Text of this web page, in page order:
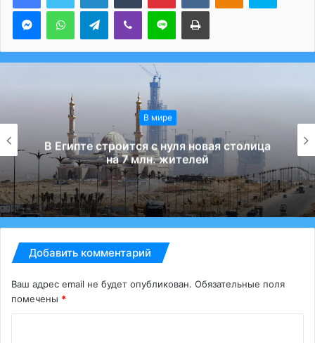
MessengerWhatsAppTelegramViber Line Печатать
В мире
В Египте строится с нуля новая столица
на 7 млн. жителей
Добавить комментарий
Ваш адрес email не будет опубликован. Обязательные поля
помечены *